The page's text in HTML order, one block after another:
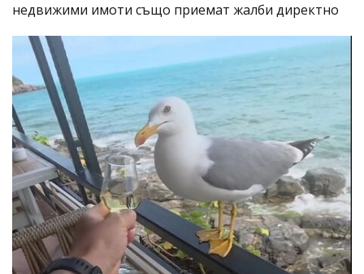
недвижими имоти също приемат жалби директно